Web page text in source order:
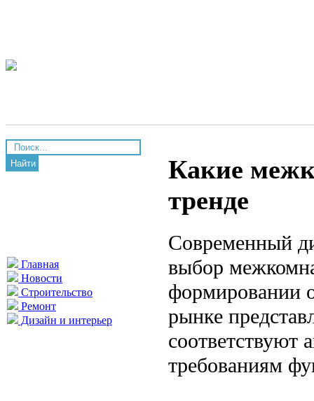
Найти
Главная
Новости
Строительство
Ремонт
Дизайн и интерьер
Какие
тренде
Современный
выбор
формировании
рынке
соответствуют
требованиям